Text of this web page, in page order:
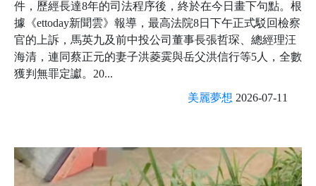
件，歷經長達8年的司法程序後，終於在今日畫下句點。根
據《ettoday新聞雲》報導，最高法院8日下午正式駁回檢察
官的上訴，馬英九及前中投公司董事長張哲琛、總經理汪
海清，連同蔡正元的妻子洪菱霙與岳父洪信行等5人，全數
獲判無罪定讞。20...
美麗夢想 2026-07-11